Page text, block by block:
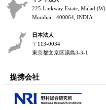
225-Linkway Estate, Malad (W)
Mumbai - 400064, INDIA
日本法人
〒113-0034
東京都文京区湯島3-3-1
提携会社